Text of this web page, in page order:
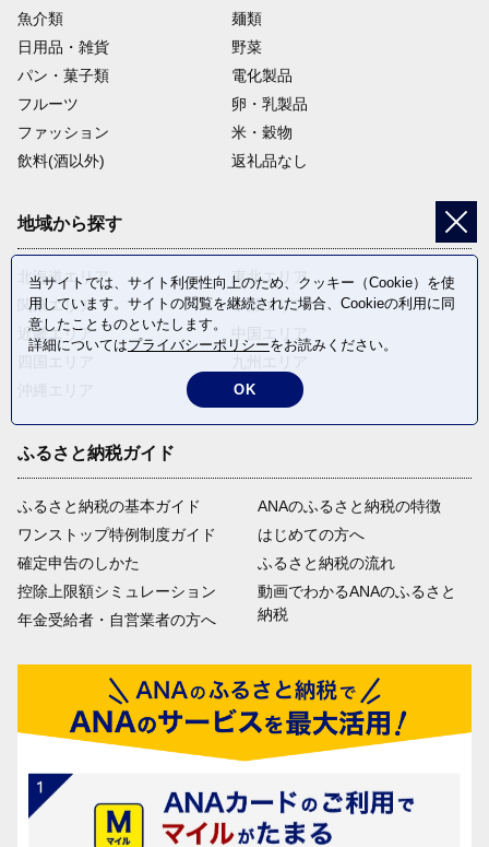
魚介類
麺類
日用品・雑貨
野菜
パン・菓子類
電化製品
フルーツ
卵・乳製品
ファッション
米・穀物
飲料(酒以外)
返礼品なし
地域から探す
北海道エリア
関東エリア
近畿エリア
東北エリア
中部エリア
ふるさと納税ガイド
ふるさと納税の基本ガイド
ワンストップ特例制度ガイド
確定申告のしかた
控除上限額シミュレーション
年金受給者・自営業者の方へ
ANAのふるさと納税の特徴
はじめての方へ
ふるさと納税の流れ
動画でわかるANAのふるさと
納税
当サイトでは、サイト利便性向上のため、クッキー（Cookie）を使
用しています。サイトの閲覧を継続された場合、Cookieの利用に同
意したことものといたします。
詳細についてはプライバシーポリシーをお読みください。
OK